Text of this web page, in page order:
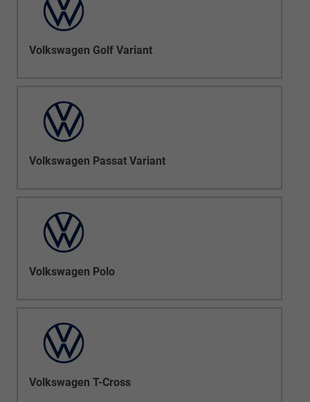
Volkswagen Golf Variant
Volkswagen Passat Variant
Volkswagen Polo
Volkswagen T-Cross